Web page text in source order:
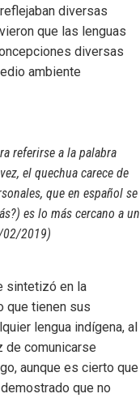
diversas
que las lenguas
diversas
ambiente
referirse a la palabra
el quechua carece de
que en español se
es lo más cercano a un
02/2019)
sintetizó en la
que tienen sus
lengua indígena, al
de comunicarse
aunque es cierto que
que no